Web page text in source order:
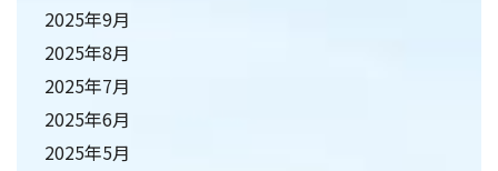
2025年9月
2025年8月
2025年7月
2025年6月
2025年5月